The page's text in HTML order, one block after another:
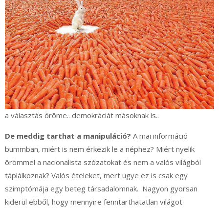
a választás öröme.. demokráciát másoknak is..
De meddig tarthat a manipuláció? A mai információ
bummban, miért is nem érkezik le a néphez? Miért nyelik
örömmel a nacionalista szózatokat és nem a valós világból
táplálkoznak? Valós ételeket, mert ugye ez is csak egy
szimptómája egy beteg társadalomnak. Nagyon gyorsan
kiderül ebből, hogy mennyire fenntarthatatlan világot